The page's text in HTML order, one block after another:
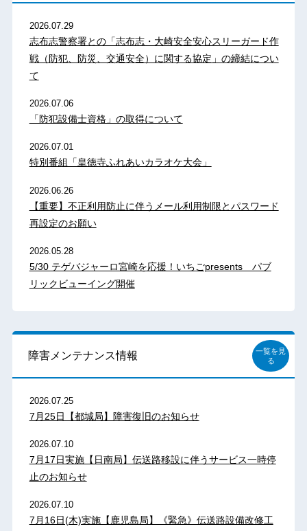
2026.07.29
志布志警察署との「志布志・大崎安全安心スリーガード作
戦（防犯、防災、交通安全）に関する協定」の締結につい
て
2026.07.06
「防犯設備士資格」の取得について
2026.07.01
特別番組「皇徳寺ふれあいカラオケ大会」
2026.06.26
【重要】不正利用防止に伴うメール利用制限とパスワード
再設定のお願い
2026.05.28
5/30 テゲバジャーロ宮崎を応援！いちごpresents パブ
リックビューイング開催
障害メンテナンス情報
一覧を見
る
2026.07.25
7月25日【都城局】障害復旧のお知らせ
2026.07.10
7月17日実施【日南局】伝送路移設に伴うサービス一時停
止のお知らせ
2026.07.10
7月16日(木)実施【鹿児島局】《緊急》伝送路設備改修工